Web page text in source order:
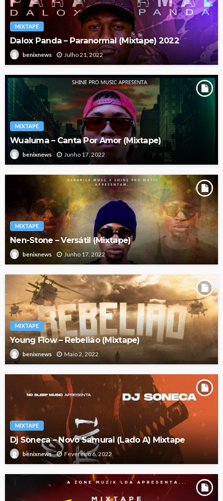
MIXTAPE
Dalox Panda – Paranormal (Mixtape) 2022
benixnews Julho 21, 2022
MIXTAPE
Wualuma – Canta Por Amor (Mixtape)
benixnews Junho 17, 2022
MIXTAPE
Nen-Stone – Versátil (Mixtape)
benixnews Junho 17, 2022
MIXTAPE
Young Flow – Rebelião (Mixtape)
benixnews Maio 2, 2022
MIXTAPE
Dj Soneca – Novo Samurai (Lado A) Mixtape
benixnews Fevereiro 6, 2022